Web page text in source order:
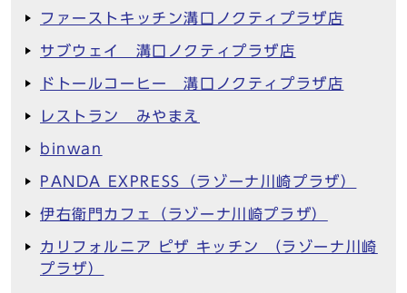
ファーストキッチン溝口ノクティプラザ店
サブウェイ 溝口ノクティプラザ店
ドトールコーヒー 溝口ノクティプラザ店
レストラン みやまえ
binwan
PANDA EXPRESS（ラゾーナ川崎プラザ）
伊右衛門カフェ（ラゾーナ川崎プラザ）
カリフォルニア ピザ キッチン （ラゾーナ川崎
プラザ）